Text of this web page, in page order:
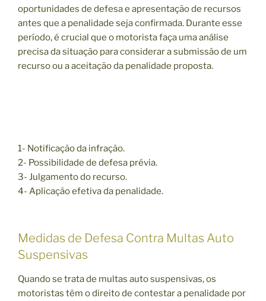
oportunidades de defesa e apresentação de recursos
antes que a penalidade seja confirmada. Durante esse
período, é crucial que o motorista faça uma análise
precisa da situação para considerar a submissão de um
recurso ou a aceitação da penalidade proposta.
1- Notificação da infração.
2- Possibilidade de defesa prévia.
3- Julgamento do recurso.
4- Aplicação efetiva da penalidade.
Medidas de Defesa Contra Multas Auto
Suspensivas
Quando se trata de multas auto suspensivas, os
motoristas têm o direito de contestar a penalidade por